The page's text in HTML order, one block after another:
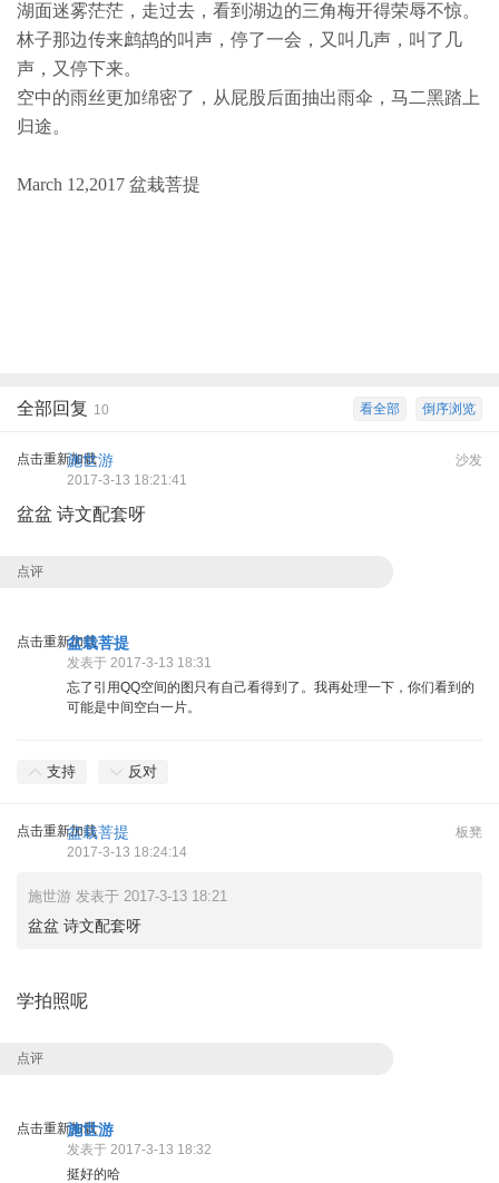
湖面迷雾茫茫，走过去，看到湖边的三角梅开得荣辱不惊。
林子那边传来鹧鸪的叫声，停了一会，又叫几声，叫了几
声，又停下来。
空中的雨丝更加绵密了，从屁股后面抽出雨伞，马二黑踏上
归途。
March 12,2017 盆栽菩提
倒序浏览
看全部
全部回复 10
点击重新加载 沙发
施世游
2017-3-13 18:21:41
盆盆 诗文配套呀
点评
点击重新加载盆栽菩提
发表于 2017-3-13 18:31
忘了引用QQ空间的图只有自己看得到了。我再处理一下，你们看到的
可能是中间空白一片。
支持 反对
点击重新加载 板凳
盆栽菩提
2017-3-13 18:24:14
施世游 发表于 2017-3-13 18:21
盆盆 诗文配套呀
学拍照呢
点评
点击重新加载
施世游
发表于 2017-3-13 18:32
挺好的哈